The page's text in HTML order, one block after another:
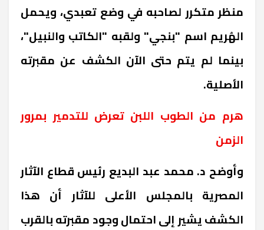
منظر متكرر لصاحبه في وضع تعبدي، ويحمل
الهُريم اسم "بنجي" ولقبه "الكاتب والنبيل"،
بينما لم يتم حتى الآن الكشف عن مقبرته
الأصلية.
هرم من الطوب اللبن تعرض للتدمير بمرور
الزمن
وأوضح د. محمد عبد البديع رئيس قطاع الآثار
المصرية بالمجلس الأعلى للآثار أن هذا
الكشف يشير إلى احتمال وجود مقبرته بالقرب